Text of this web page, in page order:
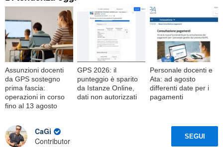
Assunzioni docenti
da GPS sostegno
prima fascia:
operazioni in corso
fino al 13 agosto
GPS 2026: il
punteggio è sparito
da Istanze Online,
dati non autorizzati
Personale docenti e
Ata: ad agosto
differenti date per i
pagamenti
CaGi
Contributor
SEGUI